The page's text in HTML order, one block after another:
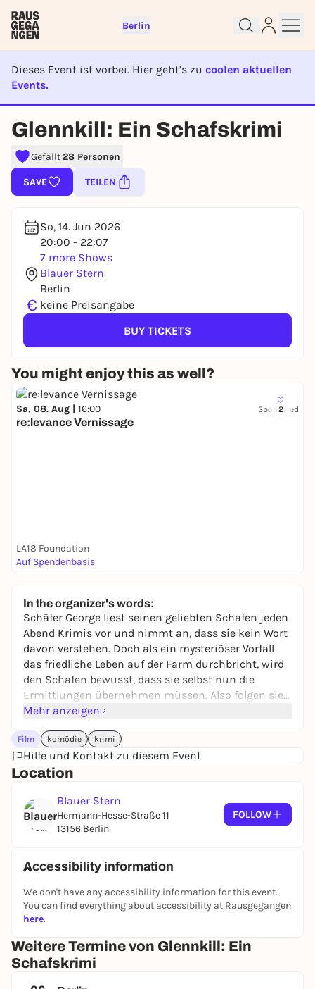
Berlin
Dieses Event ist vorbei. Hier geht’s zu coolen aktuellen
Events.
EVENT IST BEENDET
Glennkill: Ein Schafskrimi
Gefällt28 Personen
SAVE TEILEN
So, 14. Jun 2026
20:00 - 22:07
7 more Shows
Blauer Stern
Berlin
€ keine Preisangabe
BUY TICKETS
You might enjoy this as well?
2
Sa, 08. Aug | 16:00 Sponsored
re:levance Vernissage
LA18 Foundation
Auf Spendenbasis
In the organizer's words:
Schäfer George liest seinen geliebten Schafen jeden
Abend Krimis vor und nimmt an, dass sie kein Wort
davon verstehen. Doch als ein mysteriöser Vorfall
das friedliche Leben auf der Farm durchbricht, wird
den Schafen bewusst, dass sie selbst nun die
Ermittlungen übernehmen müssen. Also folgen sie
der Spur der Beweise und machen menschliche
auch Schafe brillant darin sein können, Verbrechen
aufzuklären.
Mehr anzeigen
Film komödie krimi
Hilfe und Kontakt zu diesem Event
Location
Blauer Stern
Hermann-Hesse-Straße 11
13156 Berlin
FOLLOW
Accessibility information
We don't have any accessibility information for this event.
You can find everything about accessibility at Rausgegangen
here.
Weitere Termine von Glennkill: Ein
Schafskrimi
Sign up for free and get started
To like events, follow pages, or participate in
lotteries, you need a free Rausgegangen account.
You already have an account?